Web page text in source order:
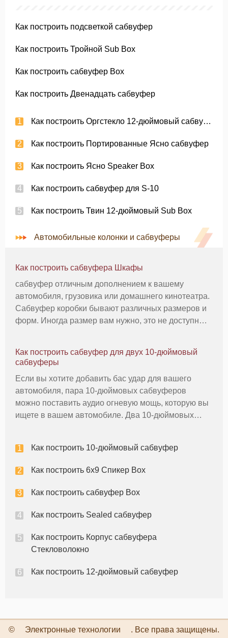
Как построить подсветкой сабвуфер
Как построить Тройной Sub Box
Как построить сабвуфер Box
Как построить Двенадцать сабвуфер
Как построить Оргстекло 12-дюймовый сабвуфер
Как построить Портированные Ясно сабвуфер
Как построить Ясно Speaker Box
Как построить сабвуфер для S-10
Как построить Твин 12-дюймовый Sub Box
Автомобильные колонки и сабвуферы
Как построить сабвуфера Шкафы
сабвуфер отличным дополнением к вашему
автомобиля, грузовика или домашнего кинотеатра.
Сабвуфер коробки бывают различных размеров и
форм. Иногда размер вам нужно, это не доступны
без утечек. Вещи Вы будете Need
Как построить сабвуфер для двух 10-дюймовый
сабвуферы
Если вы хотите добавить бас удар для вашего
автомобиля, пара 10-дюймовых сабвуферов
можно поставить аудио огневую мощь, которую вы
ищете в вашем автомобиле. Два 10-дюймовых
что нужно для большой бас. Важной частью сис
Как построить 10-дюймовый сабвуфер
Как построить 6x9 Спикер Box
Как построить сабвуфер Box
Как построить Sealed сабвуфер
Как построить Корпус сабвуфера
Стекловолокно
Как построить 12-дюймовый сабвуфер
© Электронные технологии . Все права защищены.